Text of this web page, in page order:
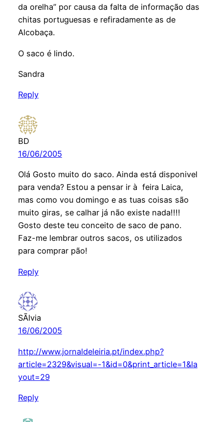
da orelha” por causa da falta de informação das
chitas portuguesas e refiradamente as de
Alcobaça.
O saco é lindo.
Sandra
Reply
BD
16/06/2005
Olá Gosto muito do saco. Ainda está disponivel
para venda? Estou a pensar ir à feira Laica,
mas como vou domingo e as tuas coisas são
muito giras, se calhar já não existe nada!!!!
Gosto deste teu conceito de saco de pano.
Faz-me lembrar outros sacos, os utilizados
para comprar pão!
Reply
SÃ­lvia
16/06/2005
http://www.jornaldeleiria.pt/index.php?
article=2329&visual=-1&id=0&print_article=1&la
yout=29
Reply